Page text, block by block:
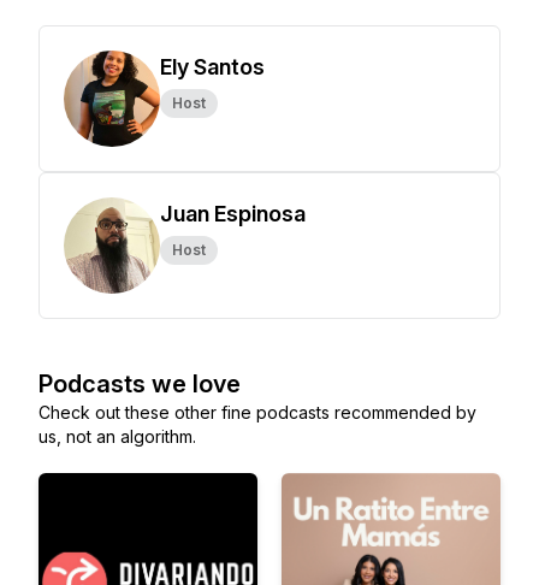
Ely Santos
Host
Juan Espinosa
Host
Podcasts we love
Check out these other fine podcasts recommended by
us, not an algorithm.